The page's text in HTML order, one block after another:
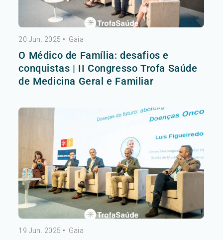
20 Jun. 2025 • Gaia
O Médico de Família: desafios e
conquistas | II Congresso Trofa Saúde
de Medicina Geral e Familiar
19 Jun. 2025 • Gaia